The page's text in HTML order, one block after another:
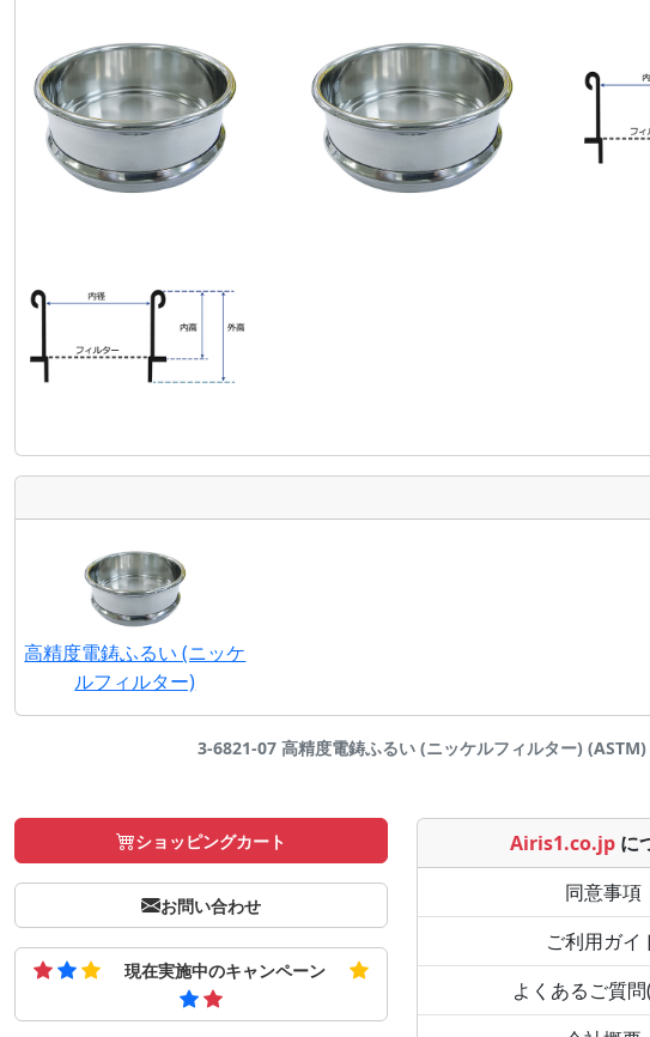
高精度電鋳ふるい (ニッケ
ルフィルター)
3-6821-07 高精度電鋳ふるい (ニッケルフィルター)
ショッピングカート
お問い合わせ
現在実施中のキャンペーン
Airis1.co.jp に
同意事項
ご利用ガイ
よくあるご質問